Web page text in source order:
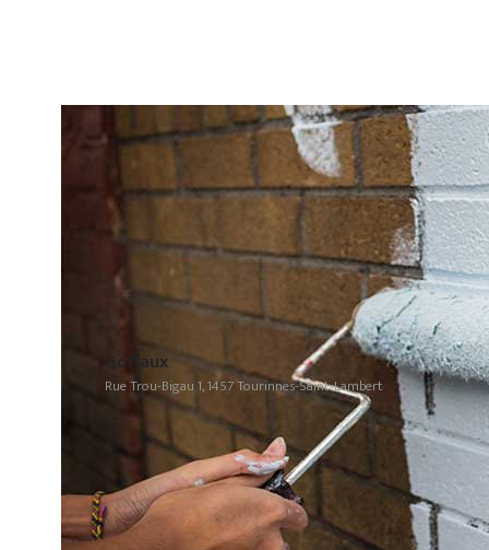
Goffaux
Rue Trou-Bigau 1, 1457 Tourinnes-Saint-Lambert